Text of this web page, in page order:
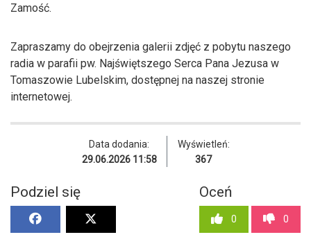
Zamość.
Zapraszamy do obejrzenia galerii zdjęć z pobytu naszego
radia w parafii pw. Najświętszego Serca Pana Jezusa w
Tomaszowie Lubelskim, dostępnej na naszej stronie
internetowej.
Data dodania:
29.06.2026 11:58
Wyświetleń:
367
Podziel się Oceń
0 0